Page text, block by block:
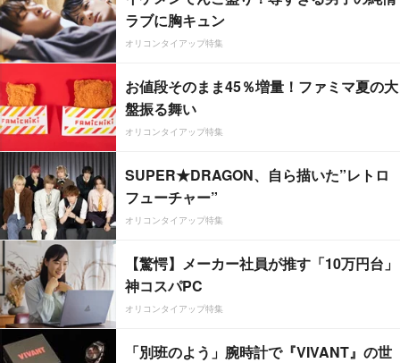
ラブに胸キュン
オリコンタイアップ特集
お値段そのまま45％増量！ファミマ夏の大
盤振る舞い
オリコンタイアップ特集
SUPER★DRAGON、自ら描いた”レトロ
フューチャー”
オリコンタイアップ特集
【驚愕】メーカー社員が推す「10万円台」
神コスパPC
オリコンタイアップ特集
「別班のよう」腕時計で『VIVANT』の世